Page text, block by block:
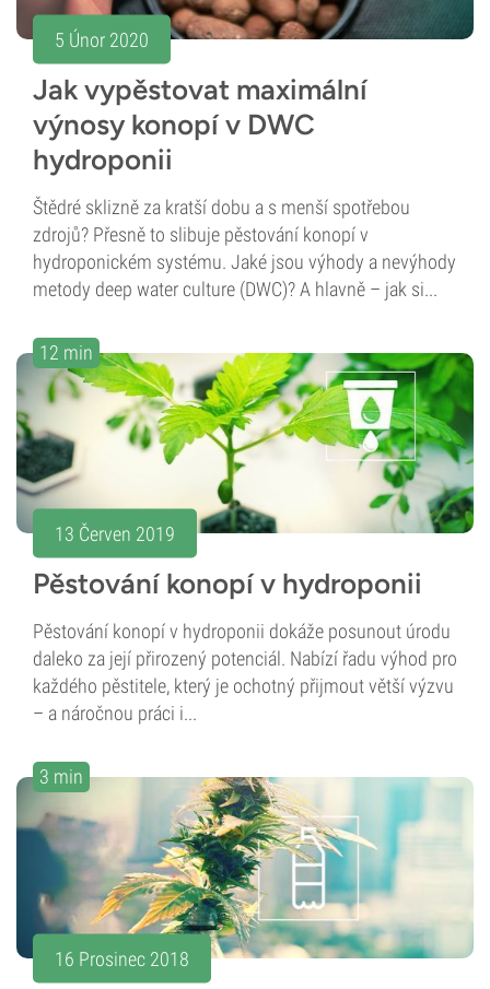
5 Únor 2020
Jak vypěstovat maximální
výnosy konopí v DWC
hydroponii
Štědré sklizně za kratší dobu a s menší spotřebou
zdrojů? Přesně to slibuje pěstování konopí v
hydroponickém systému. Jaké jsou výhody a nevýhody
metody deep water culture (DWC)? A hlavně – jak si...
12 min
13 Červen 2019
Pěstování konopí v hydroponii
Pěstování konopí v hydroponii dokáže posunout úrodu
daleko za její přirozený potenciál. Nabízí řadu výhod pro
každého pěstitele, který je ochotný přijmout větší výzvu
– a náročnou práci i...
3 min
16 Prosinec 2018